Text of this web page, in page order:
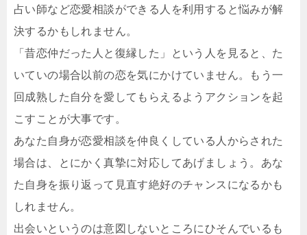
占い師など恋愛相談ができる人を利用すると悩みが解
決するかもしれません。
「昔恋仲だった人と復縁した」という人を見ると、た
いていの場合以前の恋を気にかけていません。もう一
回成熟した自分を愛してもらえるようアクションを起
こすことが大事です。
あなた自身が恋愛相談を仲良くしている人からされた
場合は、とにかく真摯に対応してあげましょう。あな
た自身を振り返って見直す絶好のチャンスになるかも
しれません。
出会いというのは意図しないところにひそんでいるも